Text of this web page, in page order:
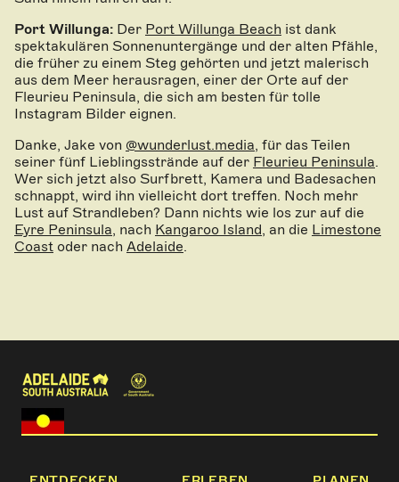
Port Willunga: Der Port Willunga Beach ist dank
spektakulären Sonnenuntergänge und der alten Pfähle,
die früher zu einem Steg gehörten und jetzt malerisch
aus dem Meer herausragen, einer der Orte auf der
Fleurieu Peninsula, die sich am besten für tolle
Instagram Bilder eignen.
Danke, Jake von @wunderlust.media, für das Teilen
seiner fünf Lieblingsstrände auf der Fleurieu Peninsula.
Wer sich jetzt also Surfbrett, Kamera und Badesachen
schnappt, wird ihn vielleicht dort treffen. Noch mehr
Lust auf Strandleben? Dann nichts wie los zur auf die
Eyre Peninsula, nach Kangaroo Island, an die Limestone
Coast oder nach Adelaide.